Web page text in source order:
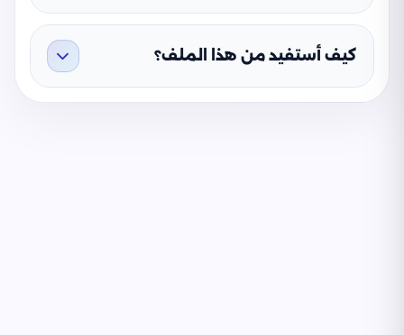
كيف أستفيد من هذا الملف؟